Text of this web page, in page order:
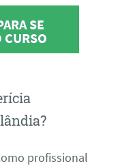
SE
CURSO
profissional